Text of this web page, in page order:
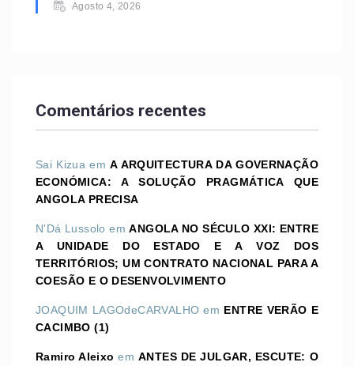
Agosto 4, 2026
Comentários recentes
Sai Kizua emA ARQUITECTURA DA GOVERNAÇÃO
ECONÓMICA: A SOLUÇÃO PRAGMÁTICA QUE
ANGOLA PRECISA
N'Dá Lussolo emANGOLA NO SÉCULO XXI: ENTRE
A UNIDADE DO ESTADO E A VOZ DOS
TERRITÓRIOS; UM CONTRATO NACIONAL PARA A
COESÃO E O DESENVOLVIMENTO
JOAQUIM LAGOdeCARVALHO em ENTRE VERÃO E
CACIMBO (1)
Ramiro Aleixo emANTES DE JULGAR, ESCUTE: O